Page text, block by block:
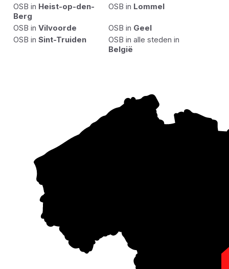
OSB in Heist-op-den-
Berg
OSB in Lommel
OSB in Vilvoorde OSB in Geel
OSB in Sint-Truiden
OSB in alle steden in
België